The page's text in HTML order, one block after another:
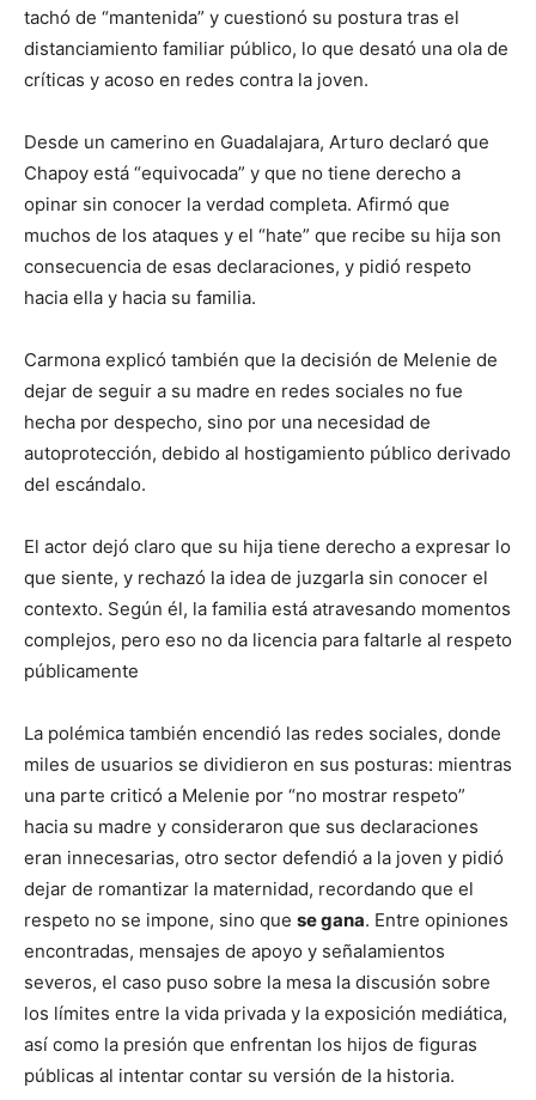
tachó de “mantenida” y cuestionó su postura tras el
distanciamiento familiar público, lo que desató una ola de
críticas y acoso en redes contra la joven.
Desde un camerino en Guadalajara, Arturo declaró que
Chapoy está “equivocada” y que no tiene derecho a
opinar sin conocer la verdad completa. Afirmó que
muchos de los ataques y el “hate” que recibe su hija son
consecuencia de esas declaraciones, y pidió respeto
hacia ella y hacia su familia.
Carmona explicó también que la decisión de Melenie de
dejar de seguir a su madre en redes sociales no fue
hecha por despecho, sino por una necesidad de
autoprotección, debido al hostigamiento público derivado
del escándalo.
El actor dejó claro que su hija tiene derecho a expresar lo
que siente, y rechazó la idea de juzgarla sin conocer el
contexto. Según él, la familia está atravesando momentos
complejos, pero eso no da licencia para faltarle al respeto
públicamente
La polémica también encendió las redes sociales, donde
miles de usuarios se dividieron en sus posturas: mientras
una parte criticó a Melenie por “no mostrar respeto”
hacia su madre y consideraron que sus declaraciones
eran innecesarias, otro sector defendió a la joven y pidió
dejar de romantizar la maternidad, recordando que el
respeto no se impone, sino que se gana. Entre opiniones
encontradas, mensajes de apoyo y señalamientos
severos, el caso puso sobre la mesa la discusión sobre
los límites entre la vida privada y la exposición mediática,
así como la presión que enfrentan los hijos de figuras
públicas al intentar contar su versión de la historia.